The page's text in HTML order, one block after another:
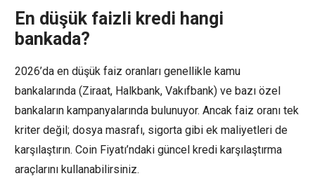
En düşük faizli kredi hangi
bankada?
2026’da en düşük faiz oranları genellikle kamu
bankalarında (Ziraat, Halkbank, Vakıfbank) ve bazı özel
bankaların kampanyalarında bulunuyor. Ancak faiz oranı tek
kriter değil; dosya masrafı, sigorta gibi ek maliyetleri de
karşılaştırın. Coin Fiyatı’ndaki güncel kredi karşılaştırma
araçlarını kullanabilirsiniz.